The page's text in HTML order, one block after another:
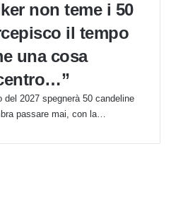
non teme i 50
il tempo
una cosa
del 2027 spegnerà 50 candeline
passare mai, con la…